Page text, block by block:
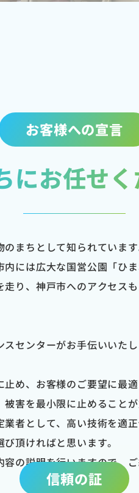
お客様への宣言
にお任せ
まちとして知られていま
には広大な国営公園「ひ
り、神戸市へのアクセス
センターがお手伝いいた
め、お客様のご要望に最適
害を最小限に止めること
者として、高い技術を適
頂ければと思います。
の説明を行いますので、
信頼の証